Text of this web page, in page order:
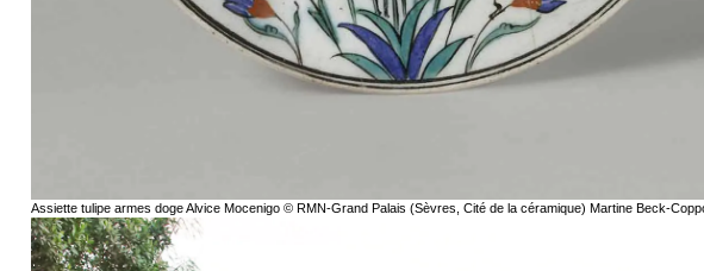
Assiette tulipe armes doge Alvice Mocenigo © RMN-Grand Palais (Sèvres, Cité de la céramique) Martine Beck-